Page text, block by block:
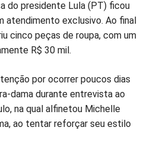
do presidente Lula (PT) ficou
atendimento exclusivo. Ao final
cinco peças de roupa, com um
R$ 30 mil.
por ocorrer poucos dias
dama durante entrevista ao
na qual alfinetou Michelle
ao tentar reforçar seu estilo